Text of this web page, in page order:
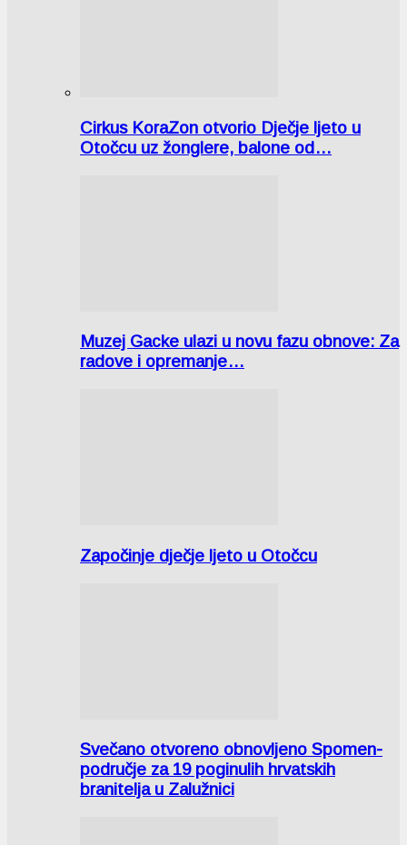
Cirkus KoraZon otvorio Dječje ljeto u
Otočcu uz žonglere, balone od…
Muzej Gacke ulazi u novu fazu obnove: Za
radove i opremanje…
Započinje dječje ljeto u Otočcu
Svečano otvoreno obnovljeno Spomen-
područje za 19 poginulih hrvatskih
branitelja u Zalužnici